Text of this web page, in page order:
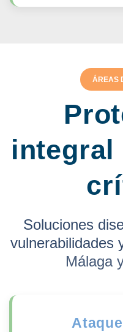
ÁREAS
integral
Soluciones
vulnerabilidades
Málaga